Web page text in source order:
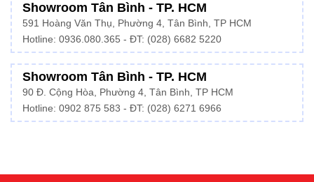
Showroom Tân Bình - TP. HCM
591 Hoàng Văn Thụ, Phường 4, Tân Bình, TP HCM
Hotline: 0936.080.365 - ĐT: (028) 6682 5220
Showroom Tân Bình - TP. HCM
90 Đ. Cộng Hòa, Phường 4, Tân Bình, TP HCM
Hotline: 0902 875 583 - ĐT: (028) 6271 6966